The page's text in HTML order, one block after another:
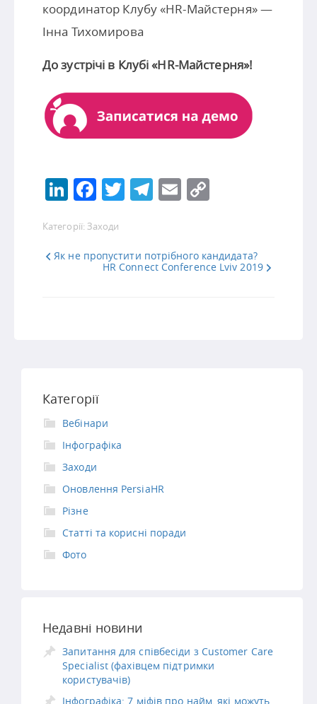
координатор Клубу «HR-Майстерня» —
Інна Тихомирова
До зустрічі в Клубі «HR-Майстерня»!
LinkedIn
Facebook
Twitter
Telegram
Email
Категорії: Заходи
Як не пропустити потрібного кандидата?
HR Connect Conference Lviv 2019
Категорії
Вебінари
Інфографіка
Заходи
Оновлення PersiaHR
Різне
Статті та корисні поради
Фото
Недавні новини
Запитання для співбесіди з Customer Care
Specialist (фахівцем підтримки
користувачів)
Інфографіка: 7 міфів про найм, які можуть